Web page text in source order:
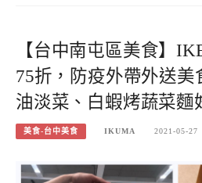
【台中南屯區美食】
75折，防疫外帶外送美
油淡菜、白蝦烤蔬菜麵
美食-台中美食 IKUMA 2021-05-27